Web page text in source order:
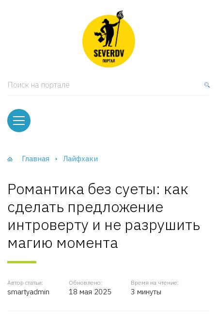
Поиск на портале
Главная Лайфхаки
Романтика без суеты: как
сделать предложение
интроверту и не разрушить
магию момента
Автор статьи:
smartyadmin
Обновлено:
18 мая 2025
Время на чтение:
3 минуты
и тумбы